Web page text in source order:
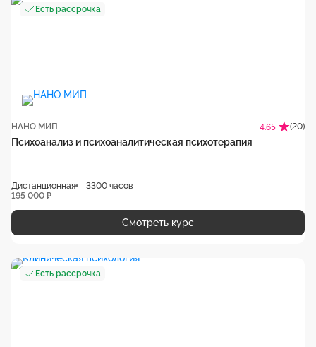
Есть рассрочка
НАНО МИП 4.65 (20)
Психоанализ и психоаналитическая психотерапия
Дистанционная
3300 часов
195 000 ₽
Смотреть курс
Есть рассрочка